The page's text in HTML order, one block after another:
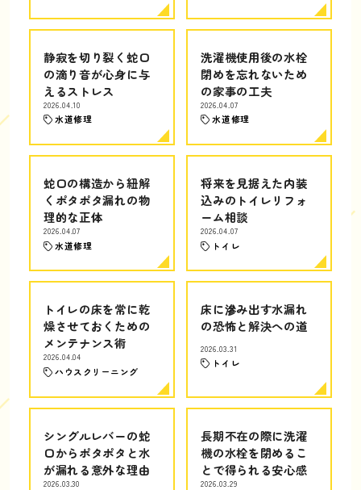
静寂を切り裂く蛇口
の滴り音が心身に与
えるストレス
2026.04.10
水道修理
洗濯機使用後の水栓
閉めを忘れないため
の家事の工夫
2026.04.07
水道修理
蛇口の構造から紐解
くポタポタ漏れの物
理的な正体
2026.04.07
水道修理
将来を見据えた内装
込みのトイレリフォ
ーム相談
2026.04.07
トイレ
トイレの床を常に乾
燥させておくための
メンテナンス術
2026.04.04
ハウスクリーニング
床に滲み出す水漏れ
の恐怖と解決への道
2026.03.31
トイレ
シングルレバーの蛇
口からポタポタと水
が漏れる意外な理由
2026.03.30
長期不在の際に洗濯
機の水栓を閉めるこ
とで得られる安心感
2026.03.29